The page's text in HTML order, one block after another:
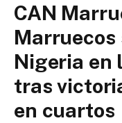
CAN
Marruecos
Nigeria en
tras
en cuartos